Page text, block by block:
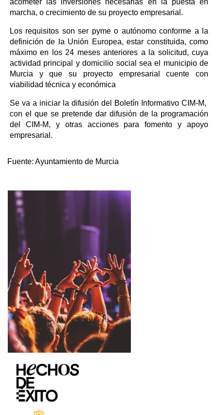
marcha, o crecimiento de su proyecto empresarial.
Los requisitos son ser pyme o autónomo conforme a la
definición de la Unión Europea, estar constituida, como
máximo en los 24 meses anteriores a la solicitud, cuya
actividad principal y domicilio social sea el municipio de
Murcia y que su proyecto empresarial cuente con
viabilidad técnica y económica
Se va a iniciar la difusión del Boletín Informativo CIM-M,
con el que se pretende dar difusión de la programación
del CIM-M, y otras acciones para fomento y apoyo
empresarial.
Fuente: Ayuntamiento de Murcia